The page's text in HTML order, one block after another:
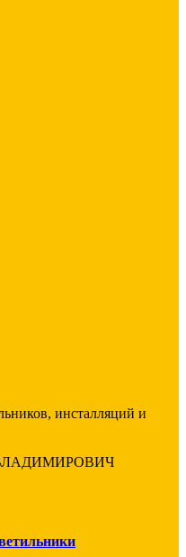
инсталляций и